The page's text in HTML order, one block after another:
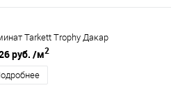
Tarkett Trophy Дакар
руб. /м2